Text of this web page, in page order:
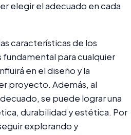
elegir el adecuado en cada
características de los
para cualquier
en el diseño y la
proyecto. Además, al
se puede lograr una
durabilidad y estética. Por
explorando y